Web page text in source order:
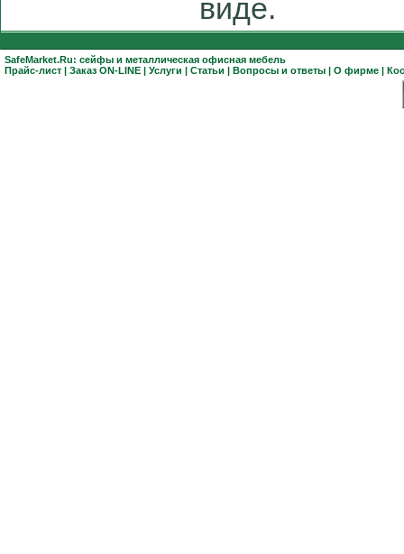
виде.
SafeMarket.Ru: сейфы и металлическая офисная мебель
Прайс-лист | Заказ ON-LINE | Услуги | Статьи | Вопросы и ответы | О фирме |